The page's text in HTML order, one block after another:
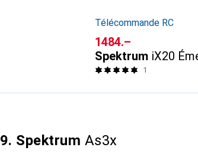
Télécommande RC
CHF
1484.–
Spektrum iX20
1
9. Spektrum As3x